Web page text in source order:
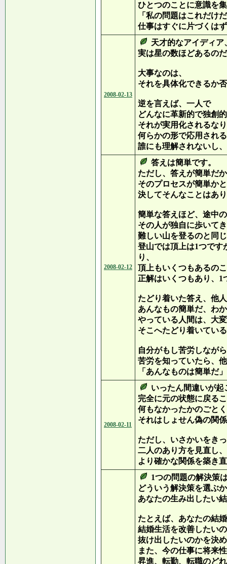
ひとつのことに意識を
「私の問題はこれだけ
仕事はすぐに片づくは
2008-02-13
天才的なアイディ
実は星の数ほどあるの
大事なのは、
それを具体化できるか
逆を言えば、一人で
どんなに革新的で独創
それが実用化されるな
何らかの形で応用され
誰にも理解されないし
2008-02-12
答えは簡単です。
ただし、答えが簡単だ
そのプロセスが簡単か
決してそんなことはあ
簡単な答えほど、途中
その人が独自に歩いて
難しい山を登るのと同
登山では頂上は1つです
り、
頂上もいくつもあるの
正解はいくつもあり、1
たどり着いた答え、他
あんなもの簡単だ、わ
やっている人間は、大
そこへたどり着いてい
自分がもし苦労しなが
苦労を知っていたら、
「あんなものは簡単だ
2008-02-11
いったん間違いが
完全に元の状態に戻る
何もなかったかのごと
それはしょせん偽の関
ただし、いさかいをき
二人のあり方を見直し、
より確かな関係を築き
1つの問題の解決策
どういう解決策を選ぶ
あなたの生み出したい
たとえば、あなたの結
結婚生活を改善したい
抜け出したいのかを決
また、今の仕事に将来
昇進、転勤、転職のど